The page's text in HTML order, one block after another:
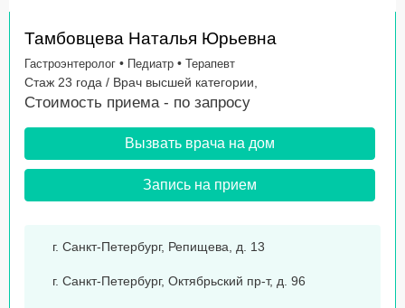
Тамбовцева Наталья Юрьевна
Гастроэнтеролог • Педиатр • Терапевт
Стаж 23 года / Врач высшей категории,
Стоимость приема - по запросу
Вызвать врача на дом
Запись на прием
г. Санкт-Петербург, Репищева, д. 13
г. Санкт-Петербург, Октябрьский пр-т, д. 96